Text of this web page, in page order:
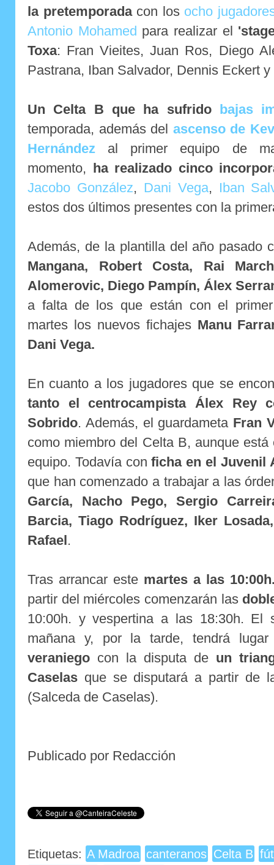
la pretemporadacon los ocho
Antonio Mohamed para realizar el
Toxa: Fran Vieites, Juan Ros, Diego
Pastrana, Iban Salvador, Dennis Eckert
Un Celta B que ha sufrido
bajas
temporada, además del ascenso de
Hernández
al primer equipo de
momento,
ha realizado cinco
Jacobo González, Dani Vega, Iban
estos dos últimos presentes con la
Además, de la plantilla del año pasado
Mangana, Robert Costa, Rai
Alomerovic, Diego Pampín, Álex
a falta de los que están con el
martes los nuevos fichajes Manu
Dani Vega.
En cuanto a los jugadores que se
tanto el centrocampista Álex Rey
Sobrido. Además, el guardameta Fran
como miembro del Celta B, aunque
equipo. Todavía conficha en el Juvenil
que han comenzado a trabajar a las
García, Nacho Pego, Sergio
Barcia, Tiago Rodríguez, Iker
Rafael .
Tras arrancar este martes a las
partir del miércoles comenzarán las
10:00h. y vespertina a las 18:30h. El
mañana y, por la tarde, tendrá
veraniego con la disputa de un
Caselas que se disputará a partir de
(Salceda de Caselas).
Publicado por Redacción
Etiquetas: A Madroa canteranos Celta B